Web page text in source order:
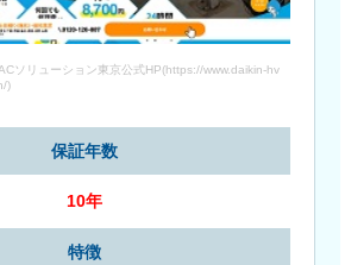
ソリューション東京公式HP(https://www.daikin-hv
)
保証年数
10年
特徴